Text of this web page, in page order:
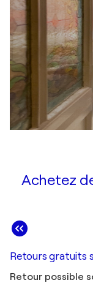
Achetez
Retours gratuits
Retour possible